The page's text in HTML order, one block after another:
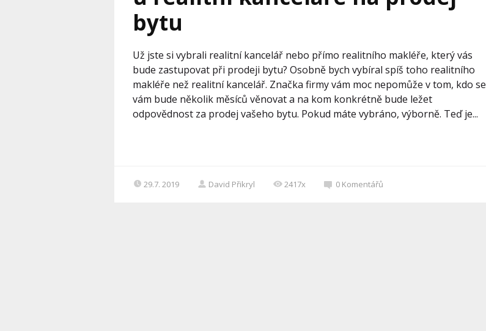
bytu
Už jste si vybrali realitní kancelář nebo přímo realitního makléře, který vás
bude zastupovat při prodeji bytu? Osobně bych vybíral spíš toho realitního
makléře než realitní kancelář. Značka firmy vám moc nepomůže v tom, kdo se
vám bude několik měsíců věnovat a na kom konkrétně bude ležet
odpovědnost za prodej vašeho bytu. Pokud máte vybráno, výborně. Teď je...
29.7. 2019 David Přikryl 2417x 0 Komentářů